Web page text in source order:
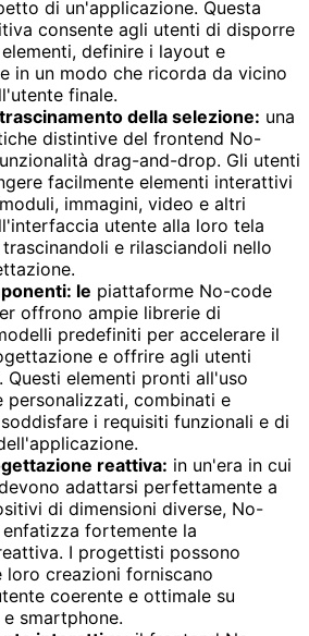
di un'applicazione. Questa
consente agli utenti di disporre
definire i layout e
in un modo che ricorda da vicino
finale.
della selezione: una
distintive del frontend No-
drag-and-drop. Gli utenti
facilmente elementi interattivi
immagini, video e altri
utente alla loro tela
e rilasciandoli nello
le piattaforme No-code
offrono ampie librerie di
predefiniti per accelerare il
e offrire agli utenti
Questi elementi pronti all'uso
personalizzati, combinati e
i requisiti funzionali e di
reattiva: in un'era in cui
adattarsi perfettamente a
di dimensioni diverse, No-
fortemente la
I progettisti possono
loro creazioni forniscano
coerente e ottimale su
smartphone.